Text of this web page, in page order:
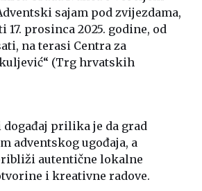
sajam pod zvijezdama,
17. prosinca 2025. godine, od
na terasi Centra za
(Trg hrvatskih
događaj prilika je da grad
adventskog ugođaja, a
autentične lokalne
i kreativne radove.